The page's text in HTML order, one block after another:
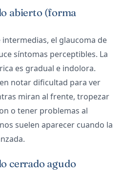
abierto (forma
intermedias, el glaucoma de
síntomas perceptibles. La
es gradual e indolora.
notar dificultad para ver
miran al frente, tropezar
o tener problemas al
suelen aparecer cuando la
cerrado agudo